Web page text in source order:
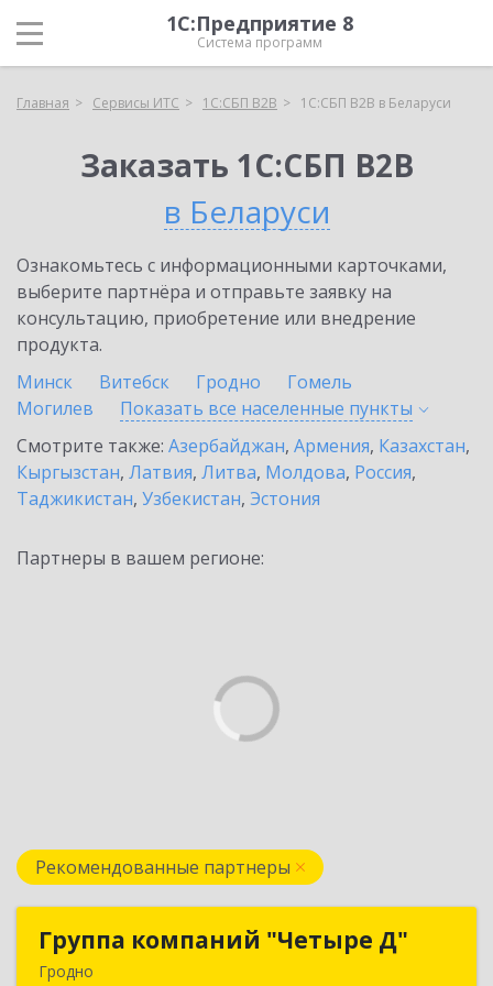
1С:Предприятие 8
Система программ
Главная Сервисы ИТС 1С:СБП B2B 1С:СБП B2B в Беларуси
Заказать 1С:СБП B2B
в Беларуси
Ознакомьтесь с информационными карточками,
выберите партнёра и отправьте заявку на
консультацию, приобретение или внедрение
продукта.
Минск
Витебск Гродно
Гомель
Могилев
Показать все населенные пункты
Смотрите также: Азербайджан, Армения, Казахстан,
Кыргызстан, Латвия, Литва, Молдова, Россия,
Таджикистан, Узбекистан, Эстония
Партнеры в вашем регионе:
Рекомендованные партнеры
Группа компаний "Четыре Д"
Гродно
Группа компаний "Четыре Д"